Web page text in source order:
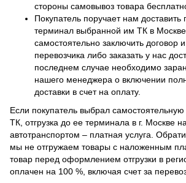
стороны самовывоз товара
Покупатель поручает нам доставить
терминал выбранной им ТК в
самостоятельно заключить договор
перевозчика либо заказать у нас
последнем случае необходимо
нашего менеджера о включении
доставки в счет на оплату.
Если покупатель выбрал самостоятельную
ТК, отгрузка до ее терминала в г. Москве
автотранспортом – платная услуга.
мы не отгружаем товары с наложенным
товар перед оформлением отгрузки в
оплачен на 100 %, включая счет за